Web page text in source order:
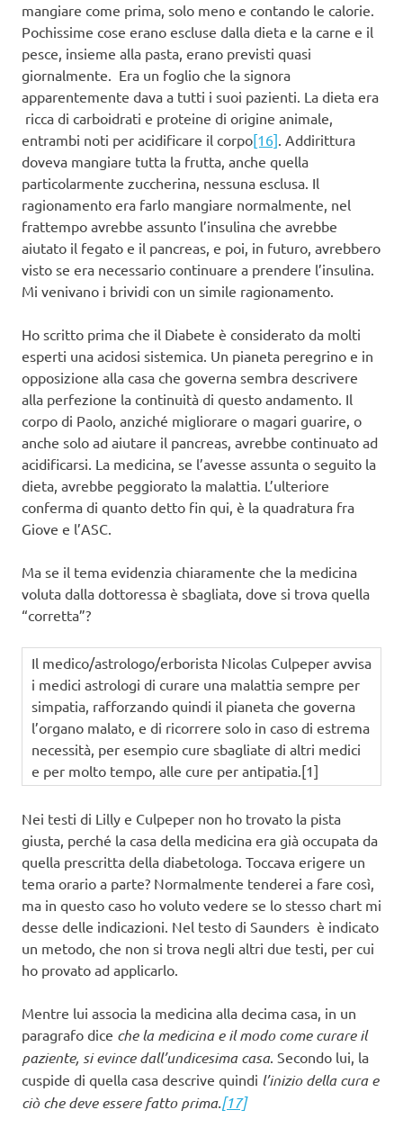
mangiare come prima, solo meno e contando le calorie.
Pochissime cose erano escluse dalla dieta e la carne e il
pesce, insieme alla pasta, erano previsti quasi
giornalmente. Era un foglio che la signora
apparentemente dava a tutti i suoi pazienti. La dieta era
ricca di carboidrati e proteine di origine animale,
entrambi noti per acidificare il corpo[16]. Addirittura
doveva mangiare tutta la frutta, anche quella
particolarmente zuccherina, nessuna esclusa. Il
ragionamento era farlo mangiare normalmente, nel
frattempo avrebbe assunto l’insulina che avrebbe
aiutato il fegato e il pancreas, e poi, in futuro, avrebbero
visto se era necessario continuare a prendere l’insulina.
Mi venivano i brividi con un simile ragionamento.
Ho scritto prima che il Diabete è considerato da molti
esperti una acidosi sistemica. Un pianeta peregrino e in
opposizione alla casa che governa sembra descrivere
alla perfezione la continuità di questo andamento. Il
corpo di Paolo, anziché migliorare o magari guarire, o
anche solo ad aiutare il pancreas, avrebbe continuato ad
acidificarsi. La medicina, se l’avesse assunta o seguito la
dieta, avrebbe peggiorato la malattia. L’ulteriore
conferma di quanto detto fin qui, è la quadratura fra
Giove e l’ASC.
Ma se il tema evidenzia chiaramente che la medicina
voluta dalla dottoressa è sbagliata, dove si trova quella
“corretta”?
Il medico/astrologo/erborista Nicolas Culpeper avvisa
i medici astrologi di curare una malattia sempre per
simpatia, rafforzando quindi il pianeta che governa
l’organo malato, e di ricorrere solo in caso di estrema
necessità, per esempio cure sbagliate di altri medici
e per molto tempo, alle cure per antipatia.[1]
Nei testi di Lilly e Culpeper non ho trovato la pista
giusta, perché la casa della medicina era già occupata da
quella prescritta della diabetologa. Toccava erigere un
tema orario a parte? Normalmente tenderei a fare così,
ma in questo caso ho voluto vedere se lo stesso chart mi
desse delle indicazioni. Nel testo di Saunders è indicato
un metodo, che non si trova negli altri due testi, per cui
ho provato ad applicarlo.
Mentre lui associa la medicina alla decima casa, in un
paragrafo dice che la medicina e il modo come curare il
paziente, si evince dall’undicesima casa. Secondo lui, la
cuspide di quella casa descrive quindi l’inizio della cura e
ciò che deve essere fatto prima.[17]